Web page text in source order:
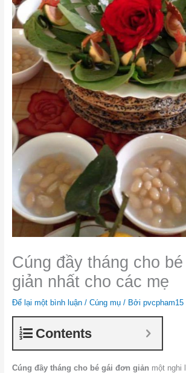
Cúng đầy tháng cho
giản nhất cho các mẹ
Để lại một bình luận / Cúng mụ/ Bởi pvcpham15
Contents
Cúng đầy tháng cho bé gái đơn giản một nghi